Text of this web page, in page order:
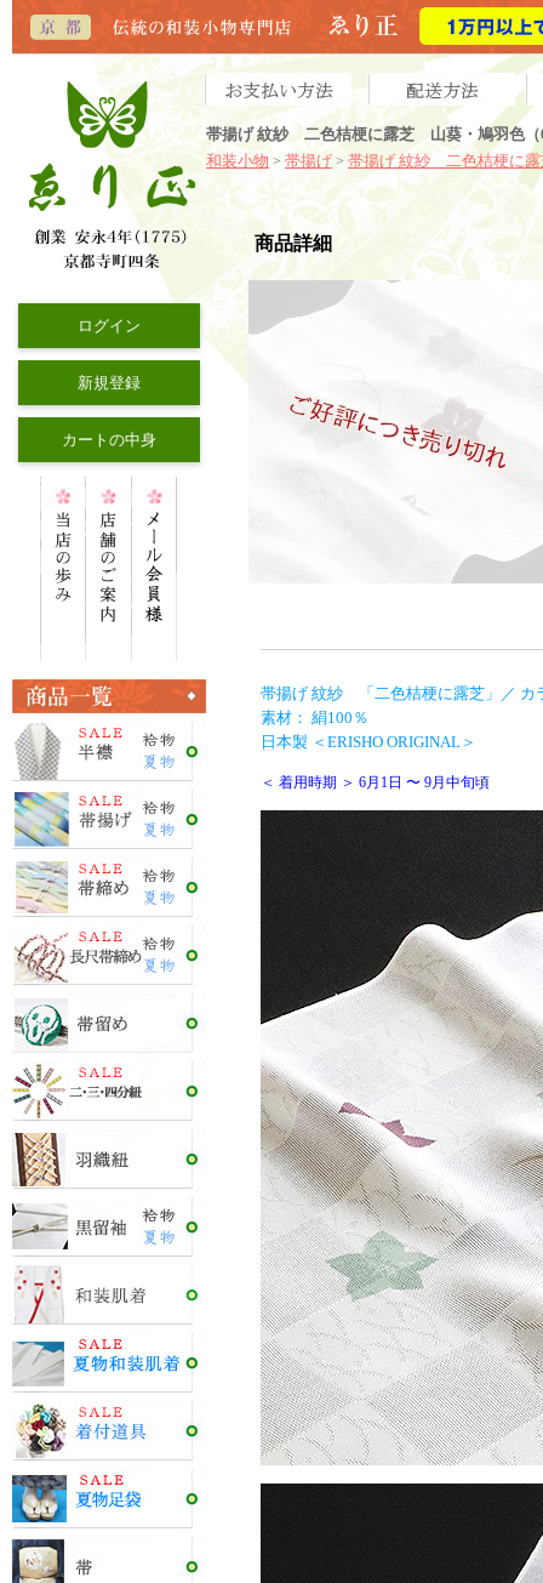
帯揚げ 紋紗 二色桔梗に露芝 山葵・鳩羽色（
和装小物 > 帯揚げ > 帯揚げ 紋紗 二色桔梗に露
ログイン
新規登録
カートの中身
商品詳細
帯揚げ 紋紗 「二色桔梗に露芝」／ カ
素材： 絹100％
日本製 ＜ERISHO ORIGINAL＞
＜ 着用時期 ＞ 6月1日 〜 9月中旬頃